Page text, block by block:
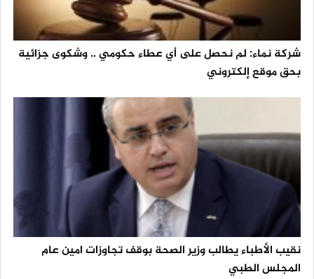
شركة نماء: لم نحصل على أي عطاء حكومي .. وشكوى جزائية
بحق موقع إلكتروني
نقيب الأطباء يطالب وزير الصحة بوقف تجاوزات امين عام
المجلس الطبي